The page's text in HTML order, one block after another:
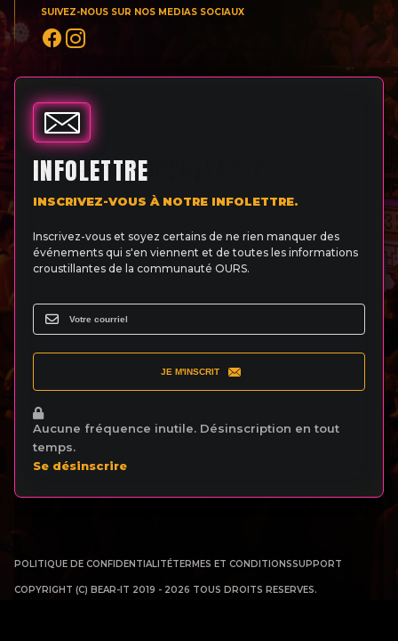
SUIVEZ-NOUS SUR NOS MEDIAS SOCIAUX
INFOLETTRE
INSCRIVEZ-VOUS À NOTRE INFOLETTRE.
Inscrivez-vous et soyez certains de ne rien manquer des
événements qui s'en viennent et de toutes les informations
croustillantes de la communauté OURS.
JE M'INSCRIT
Aucune fréquence inutile. Désinscription en tout
temps.
Se désinscrire
POLITIQUE DE CONFIDENTIALITÉTERMES ET CONDITIONSSUPPORT
COPYRIGHT (C) BEAR-IT 2019 - 2026 TOUS DROITS RESERVES.